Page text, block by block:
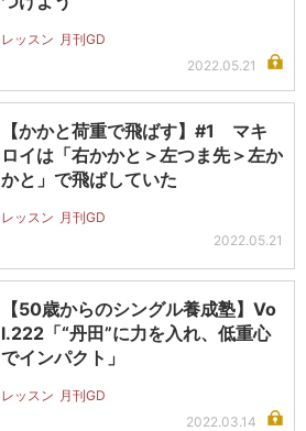
レッスン 月刊GD
2022.05.21
【かかと荷重で飛ばす】#1 マキ
ロイは「右かかと＞左つま先＞左か
かと」で飛ばしていた
レッスン 月刊GD
2022.05.21
【50歳からのシングル養成塾】Vo
l.222「“丹田”に力を入れ、低重心
でインパクト」
レッスン 月刊GD
2022.03.14